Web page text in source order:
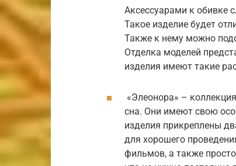
Аксессуарами к обивке
Такое изделие будет
Также к нему можно
Отделка моделей
изделия имеют такие
«Элеонора» –
сна. Они имеют свою
изделия прикреплены
для хорошего
фильмов, а также